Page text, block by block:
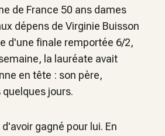
de France 50 ans dames
dépens de Virginie Buisson
d'une finale remportée 6/2,
la lauréate avait
en tête : son père,
jours.
gagné pour lui. En